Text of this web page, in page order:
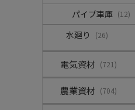
パイプ車庫 (12)
水廻り (26)
電気資材 (721)
農業資材 (704)